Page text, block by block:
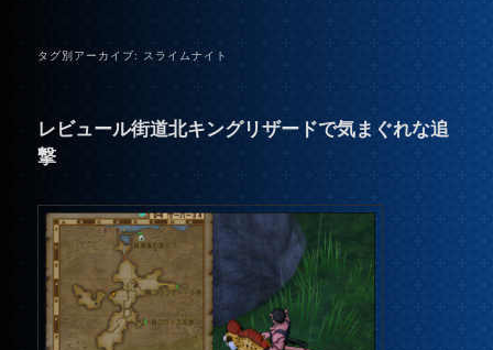
タグ別アーカイブ: スライムナイト
レビュール街道北キングリザードで気まぐれな追
撃